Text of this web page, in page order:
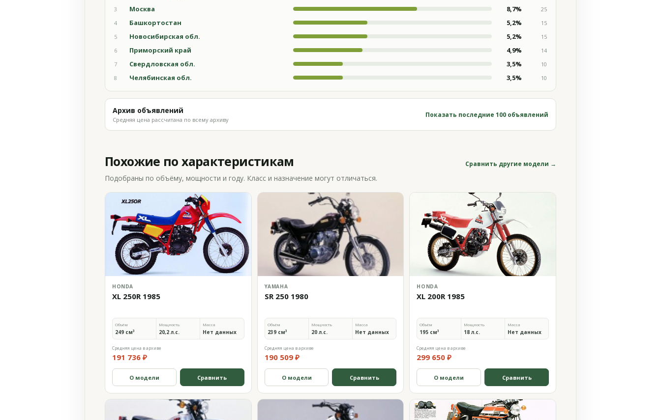
3
Москва 8,7%
25
4
Башкортостан 5,2%
15
5
Новосибирская обл. 5,2%
15
6
Приморский край 4,9%
14
7
Свердловская обл. 3,5%
10
8
Челябинская обл. 3,5% 10
Архив объявлений
Средняя цена рассчитана по всему архиву
Показать последние 100 объявлений
Похожие по характеристикам Сравнить другие модели →
Подобраны по объёму, мощности и году. Класс и назначение могут отличаться.
HONDA
XL 250R 1985
Объём
249 см³
Мощность
20,2 л.с.
Масса
Нет данных
Средняя цена в архиве
191 736 ₽
О модели Сравнить
YAMAHA
SR 250 1980
Объём
239 см³
Мощность
20 л.с.
Масса
Нет данных
Средняя цена в архиве
190 509 ₽
О модели Сравнить
HONDA
XL 200R 1985
Объём
195 см³
Мощность
18 л.с.
Масса
Нет данных
Средняя цена в архиве
299 650 ₽
О модели Сравнить